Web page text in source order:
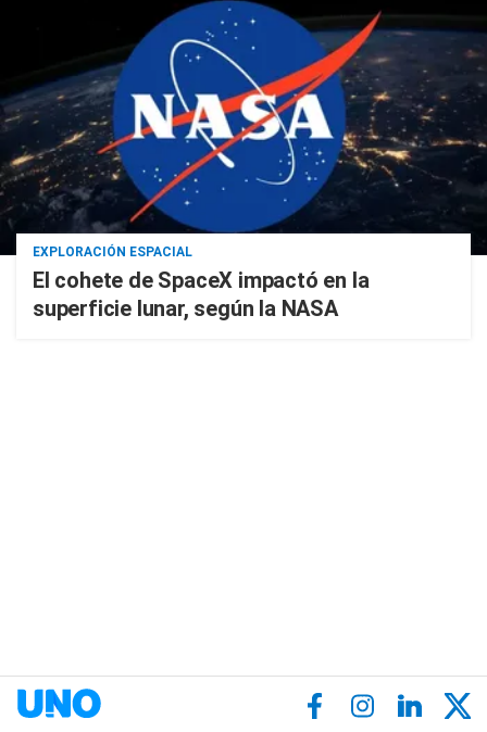
EXPLORACIÓN ESPACIAL
El cohete de SpaceX impactó en la
superficie lunar, según la NASA